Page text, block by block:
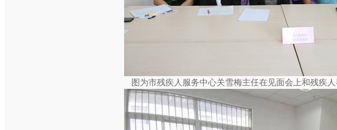
图为市残疾人服务中心关雪梅主任在见面会上和残疾